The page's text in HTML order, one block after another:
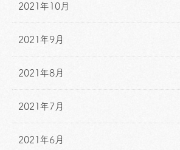
2021年10月
2021年9月
2021年8月
2021年7月
2021年6月